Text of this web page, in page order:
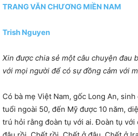
TRANG VĂN CHƯƠNG MIỀN NAM
Trish Nguyen
Xin được chia sẻ một câu chuyện đau
với mọi người để có sự đồng cảm với
Có bà mẹ Việt Nam, gốc Long An,
tuổi ngoài 50, đến Mỹ được 10 năm,
trú hỏi rằng đoàn tụ với ai. Đoàn tụ với